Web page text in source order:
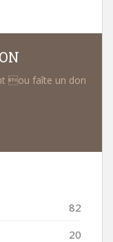
ou faîte un don
82
20